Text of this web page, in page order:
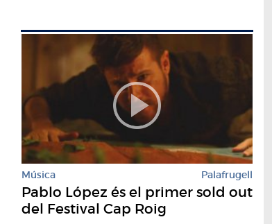
Música Palafrugell
Pablo López és el primer sold out
del Festival Cap Roig